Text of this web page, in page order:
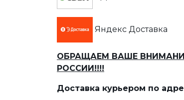
Яндекс Доставка
ОБРАЩАЕМ ВАШЕ
РОССИИ!!!!
Доставка курьером по